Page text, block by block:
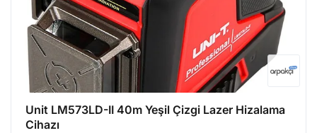
Unit LM573LD-II 40m Yeşil Çizgi Lazer Hizalama
Cihazı